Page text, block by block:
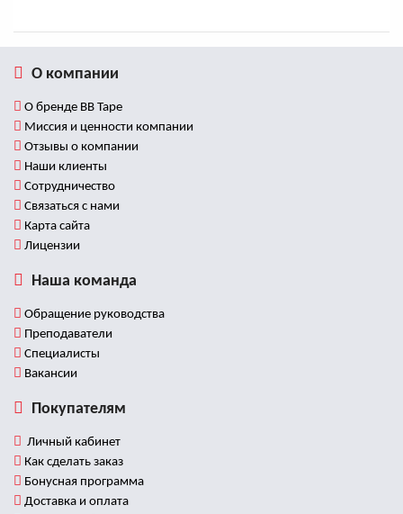
О компании
О бренде BB Tape
Миссия и ценности компании
Отзывы о компании
Наши клиенты
Сотрудничество
Связаться с нами
Карта сайта
Лицензии
Наша команда
Обращение руководства
Преподаватели
Специалисты
Вакансии
Покупателям
Личный кабинет
Как сделать заказ
Бонусная программа
Доставка и оплата